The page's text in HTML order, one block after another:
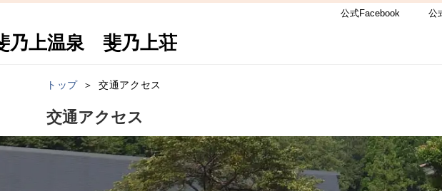
公式Facebook 公
乃上温泉 斐乃上荘
トップ 交通アクセス
交通アクセス